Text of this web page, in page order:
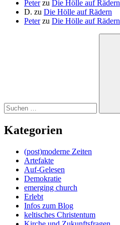
Peterzu Die Hölle auf Rädern
D. zu Die Hölle auf Rädern
Peterzu Die Hölle auf Rädern
Kategorien
(post)moderne Zeiten
Artefakte
Auf-Gelesen
Demokratie
emerging church
Erlebt
Infos zum Blog
keltisches Christentum